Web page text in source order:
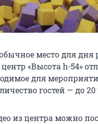
место для
«Высота h-54»
для
гостей — до 20
из центра можно